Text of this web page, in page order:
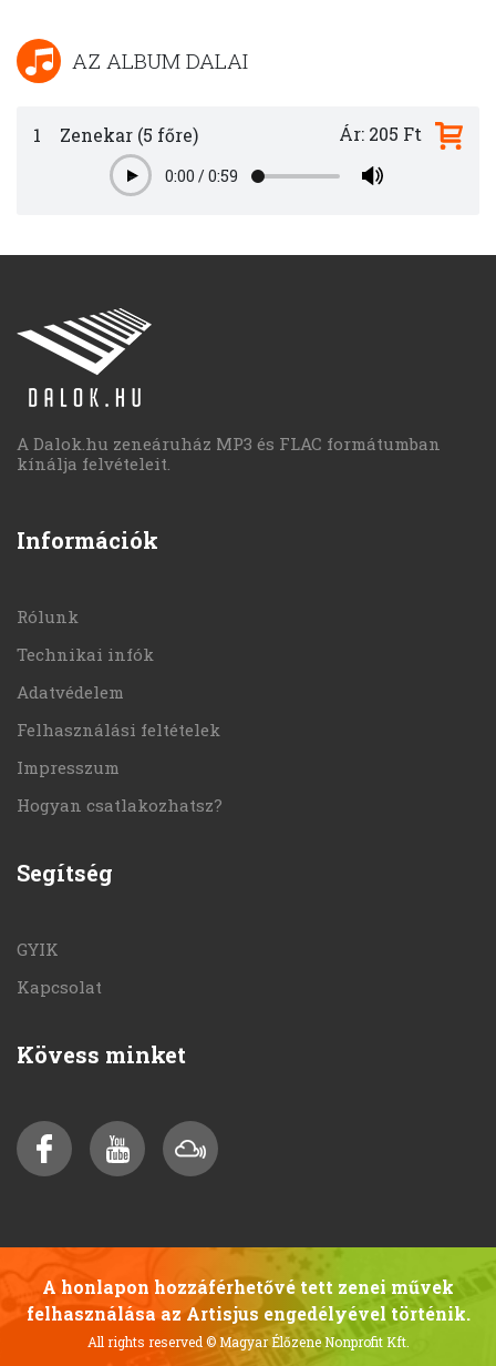
AZ ALBUM DALAI
1 Zenekar (5 főre)
Play0:00 /0:59
Ár: 205 Ft
A Dalok.hu zeneáruház MP3 és FLAC formátumban
kínálja felvételeit.
Információk
Rólunk
Technikai infók
Adatvédelem
Felhasználási feltételek
Impresszum
Hogyan csatlakozhatsz?
Segítség
GYIK
Kapcsolat
Kövess minket
A honlapon hozzáférhetővé tett zenei művek
felhasználása az Artisjus engedélyével történik.
All rights reserved© Magyar Élőzene Nonprofit Kft.